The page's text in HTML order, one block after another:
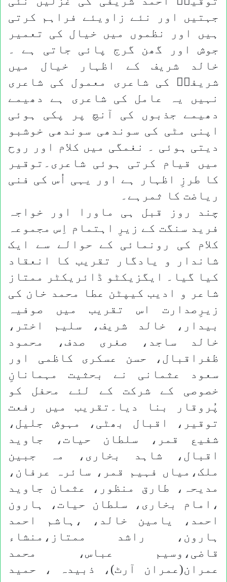
جہتیں اور نئے زاویئے فراہم کرتی
ہیں اور نظموں میں خیال کی تعمیر
جوش اور گھن گرج پائی جاتی ہے ۔
خالد شریف کے اظہار خیال میں
شریفیؔ کی شاعری معمول کی شاعری
نہیں یہ عامل کی شاعری ہے دھیمے
دھیمے جذبوں کی آنچ پر پکی ہوئی
اپنی مٹی کی سوندھی سوندھی خوشبو
دیتی ہوئی ۔ نغمگی میں کلام اور روح
میں قیام کرتی ہوئی شاعری۔توقیر
کا طرزِ اظہار ہے اور یہی اُس کی فنی
ریاضت کا ثمرہے۔
چند روز قبل ہی ماورا اور خواجہ
فرید سنگت کے زیرِ اہتمام اِس مجموعہ
کلام کی رونمائی کے حوالے سے ایک
شاندار و یادگار تقریب کا انعقاد
کیا گیا۔ ایگزیکٹو ڈائریکٹر ممتاز
شاعر و ادیب کیپٹن عطا محمد خان کی
زیرِصدارت اس تقریب میں صوفیہ
بیدار، خالد شریف، سلیم اختر،
خالد ساجد، صغری صدف، محمود
ظفراقبال، حسن عسکری کاظمی اور
سعود عثمانی نے بحثیت مہمانانِ
خصوصی کے شرکت کے لئے محفل کو
پُروقار بنا دیا۔تقریب میں رفعت
توقیر، اقبال بھٹی، مہوش جلیل،
شفیع قمر، سلطان حیات، جاوید
اقبال، شاہد بخاری، مہ جبین
ملک،میاں فہیم قمر، سائرہ عرفان،
مدیحہ، طارق منظور، عثمان جاوید
،امام بخاری، سلطان حیات، ہارون
احمد، یامین خالد، ،ہاشم احمد
ہارون، راشد ممتاز،منشاء
قاضی،وسیم عباس، محمد
عمران(عمران آرٹ)، ذبیدہ ، حمید